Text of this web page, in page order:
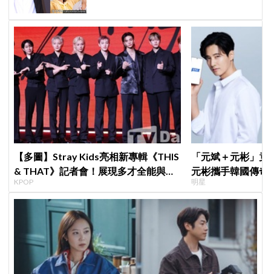
【多圖】Stray Kids亮相新專輯《THIS
& THAT》記者會！展現多才全能與滿
滿自信，預告「以熱治熱」炸裂夏日音
樂圈
KPOP
「元斌＋元彬」
元彬攜手韓國傳
牌，韓網瘋喊：
明星